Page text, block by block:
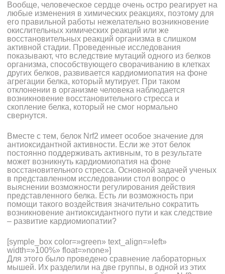
Вообще, человеческое сердце очень остро реагирует на
любые изменения в химических реакциях, поэтому для
его правильной работы нежелательно возникновение
окислительных химических реакций или же
восстановительных реакций организма в слишком
активной стадии. Проведенные исследования
показывают, что вследствие мутаций одного из белков
организма, способствующего сворачиванию в клетках
других белков, развивается кардиомиопатия на фоне
агрегации белка, который мутирует. При таком
отклонении в организме человека наблюдается
возникновение восстановительного стресса и
скопление белка, который не смог нормально
свернутся.
Вместе с тем, белок Nrf2 имеет особое значение для
антиоксидантной активности. Если же этот белок
постоянно поддерживать активным, то в результате
может возникнуть кардиомиопатия на фоне
восстановительного стресса. Основной задачей ученых
в представленном исследовании стол вопрос о
выяснении возможности регулирования действия
представленного белка. Есть ли возможность при
помощи такого воздействия значительно сократить
возникновение антиоксидантного пути и как следствие
– развитие кардиомиопатии?
[symple_box color=»green» text_align=»left»
width=»100%» float=»none»]
Для этого было проведено сравнение лабораторных
мышей. Их разделили на две группы, в одной из этих